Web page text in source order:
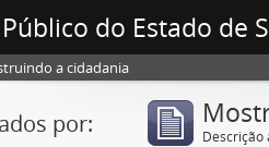
do Estado de
a cidadania
por:
Descrição